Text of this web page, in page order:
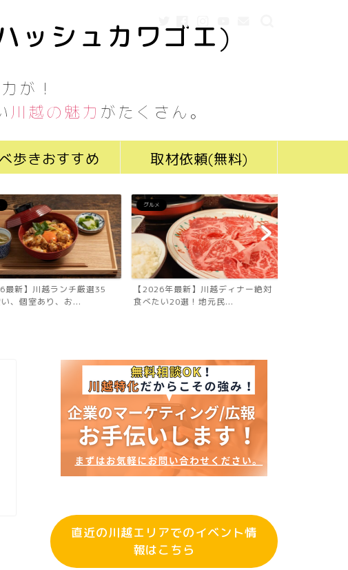
ッシュカワゴエ)
が！
川越の魅力 がたくさん。
歩きおすすめ 取材依頼(無料)
最新】川越ランチ厳選35
、個室あり、お...
グルメ
【2026年最新】川越ディナー絶対
食べたい20選！地元民...
直近の川越エリアでのイベント情
報はこちら